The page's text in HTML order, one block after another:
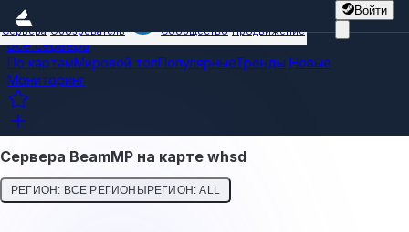
Войти
Сервера Обозреватель Сообщество Продвижение
Все сервера
По картамМировой топПопулярныеТренды Новые
Мониторинг
Сервера BeamMP на карте whsd
РЕГИОН: ВСЕ РЕГИОНЫРЕГИОН: ALL